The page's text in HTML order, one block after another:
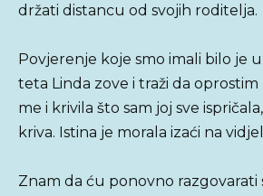
držati distancu od svojih roditelja.
Povjerenje koje smo imali bilo je
teta Linda zove i traži da
me i krivila što sam joj sve
kriva. Istina je morala izaći na
Znam da ću ponovno razgovarati